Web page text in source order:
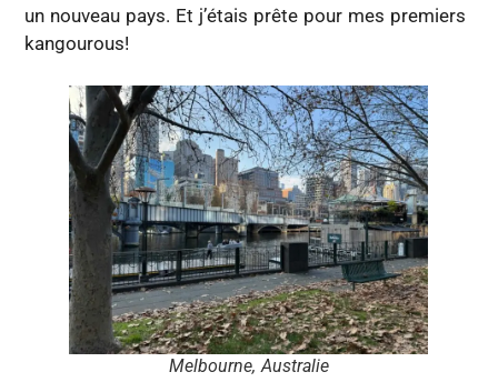
un nouveau pays. Et j’étais prête pour mes premiers
kangourous!
Melbourne, Australie